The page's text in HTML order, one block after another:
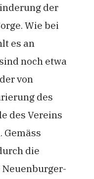
der
Wie bei
es an
noch etwa
von
des
des Vereins
Gemäss
die